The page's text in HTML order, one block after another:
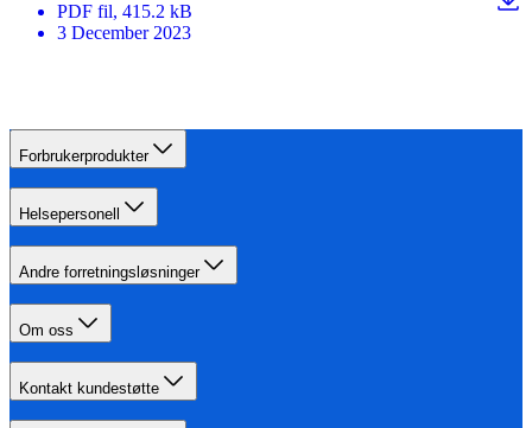
PDF fil, 415.2 kB
3 December 2023
Forbrukerprodukter
Helsepersonell
Andre forretningsløsninger
Om oss
Kontakt kundestøtte